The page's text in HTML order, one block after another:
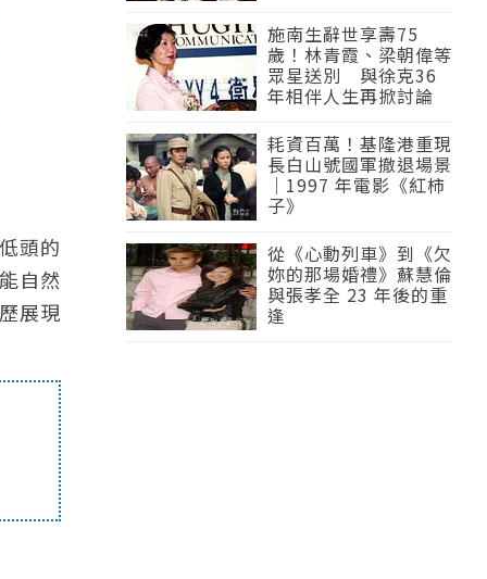
頭的
自然
展現
施南生辭世享壽75
歲！林青霞、梁朝偉等
眾星送別 與徐克36
年相伴人生再掀討論
耗資百萬！基隆港重現
長白山號國軍撤退場景
｜1997 年電影《紅柿
子》
從《心動列車》到《欠
妳的那場婚禮》蘇慧倫
與張孝全 23 年後的重
逢